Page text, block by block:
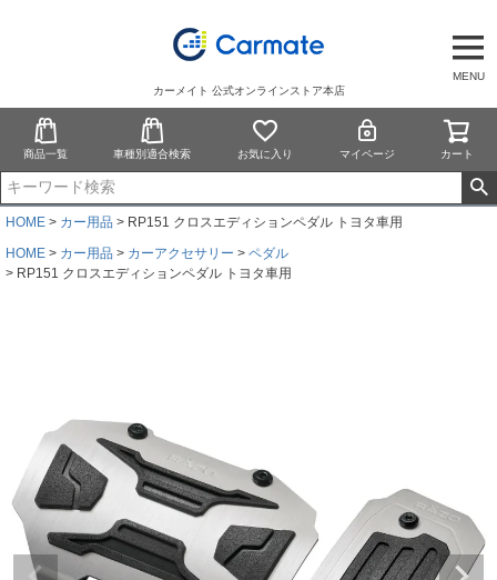
MENU
カーメイト 公式オンラインストア本店
商品一覧 車種別適合検索 お気に入り マイページ カート
HOME カー用品
RP151 クロスエディションペダル トヨタ車用
HOME
カー用品 カーアクセサリー
ペダル
RP151 クロスエディションペダル トヨタ車用